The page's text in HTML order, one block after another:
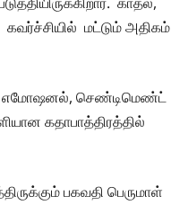
மட்டும் அதிகம்
எமோஷனல், செண்டிமெண்ட்
கதாபாத்திரத்தில்
பகவதி பெருமாள்